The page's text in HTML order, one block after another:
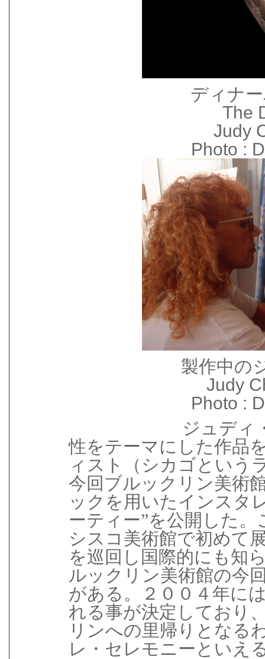
ディナ
The
Judy
Photo :
製作中の
Judy
Photo :
ジュディ
性をテーマにした作品
ィスト（シカゴという
今回ブルックリン美術
ックを用いたインスタ
ーティー”を公開した
シスコ美術館で初めて
を巡回し国際的にも知
ルックリン美術館の今
がある。２００４年に
れる事が決定しており
リンへの里帰りとなる
レ・セレモニーといえ